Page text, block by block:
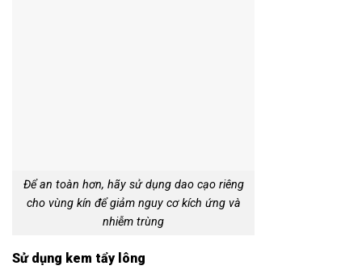
Để an toàn hơn, hãy sử dụng dao cạo riêng
cho vùng kín để giảm nguy cơ kích ứng và
nhiễm trùng
Sử dụng kem tẩy lông